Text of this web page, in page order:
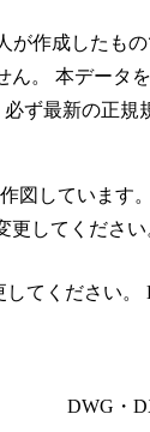
が作成したも
。 本データ
ず最新の正規
図しています
してください
てください
DWG・